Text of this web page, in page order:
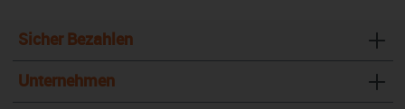
Sicher Bezahlen
Unternehmen